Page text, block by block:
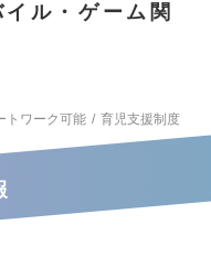
ル・ゲーム関
トワーク可能 育児支援制度